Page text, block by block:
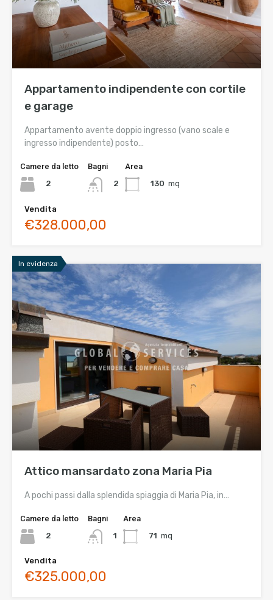
Appartamento indipendente con cortile
e garage
Appartamento avente doppio ingresso (vano scale e
ingresso indipendente) posto…
Camere da letto
2
Bagni
2
Area
130 mq
Vendita
€328.000,00
In evidenza
Attico mansardato zona Maria Pia
A pochi passi dalla splendida spiaggia di Maria Pia, in…
Camere da letto
2
Bagni
1
Area
71 mq
Vendita
€325.000,00